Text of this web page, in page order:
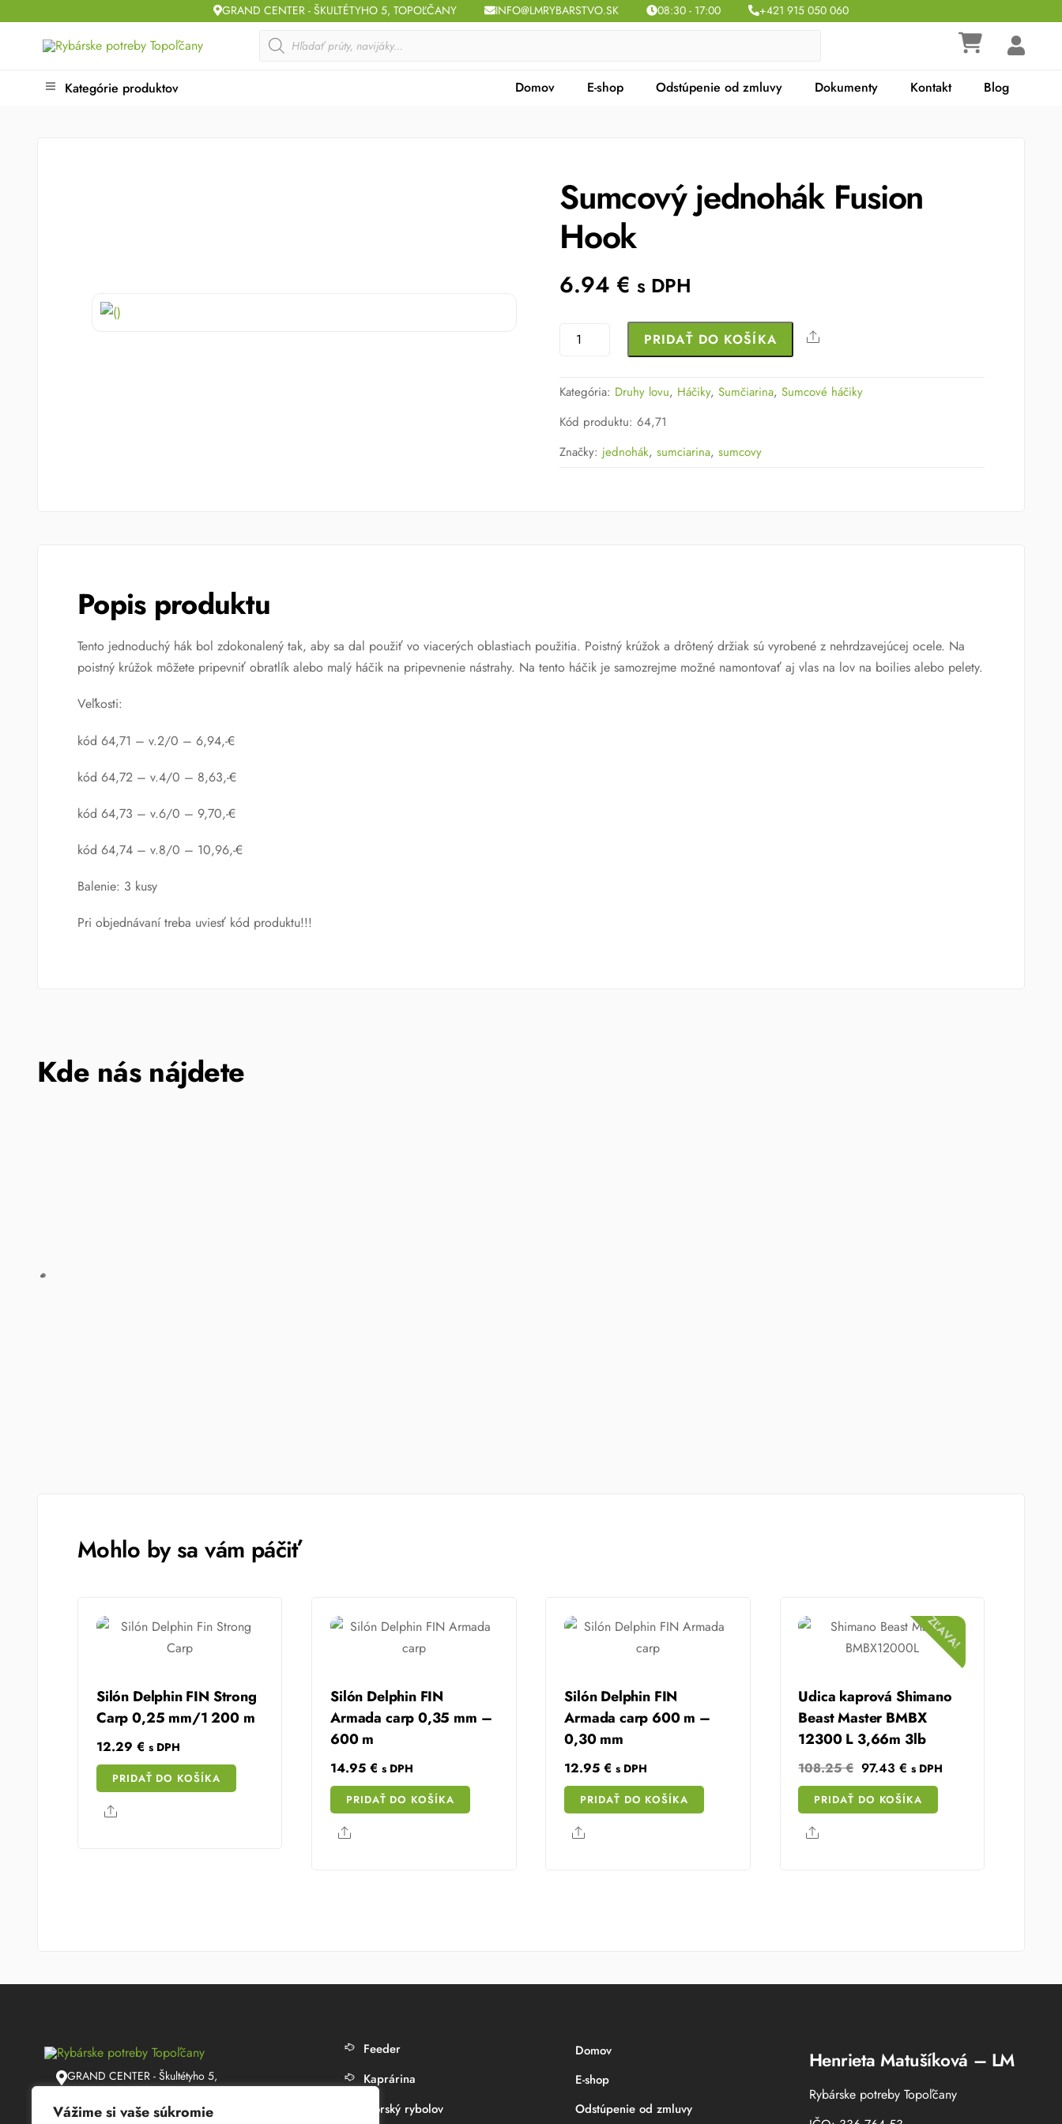
Vážime si vaše súkromie
GRAND CENTER - ŠKULTÉTYHO 5, TOPOĽČANY INFO@LMRYBARSTVO.SK 08:30 - 17:00 +421 915 050 060
Products
search
Kategórie produktov Domov E-shop Odstúpenie od zmluvy Dokumenty Kontakt Blog
Sumcový jednohák Fusion
Hook
6.94 € s DPH
množstvo
Fusion
Hook
PRIDAŤ DO KOŠÍKA Share
Kategória: Druhy lovu, Háčiky,Sumčiarina,Sumcové háčiky
Kód produktu:64,71
Značky: jednohák,sumciarina,sumcovy
Popis produktu
Tento jednoduchý hák bol zdokonalený tak, aby sa dal použiť vo viacerých oblastiach použitia. Poistný krúžok a drôtený držiak sú vyrobené z nehrdzavejúcej ocele. Na
poistný krúžok môžete pripevniť obratlík alebo malý háčik na pripevnenie nástrahy. Na tento háčik je samozrejme možné namontovať aj vlas na lov na boilies alebo pelety.
Veľkosti:
kód 64,71 – v.2/0 – 6,94,-€
kód 64,72 – v.4/0 – 8,63,-€
kód 64,73 – v.6/0 – 9,70,-€
kód 64,74 – v.8/0 – 10,96,-€
Balenie: 3 kusy
Pri objednávaní treba uviesť kód produktu!!!
Kde nás nájdete
Mohlo by sa vám páčiť
Silón Delphin FIN Strong
Carp 0,25 mm/1 200 m
12.29 € s DPH
PRIDAŤ DO KOŠÍKA
Share
Silón Delphin FIN
Armada carp 0,35 mm –
600 m
14.95€ s DPH
PRIDAŤ DO KOŠÍKA
Share
Silón Delphin FIN
Armada carp 600 m –
0,30 mm
12.95€ s DPH
PRIDAŤ DO KOŠÍKA
Share
ZĽAVA!
Udica kaprová Shimano
Beast Master BMBX
12300 L 3,66m 3lb
108.25€ Original
price
was:
97.43€ Current
price
is:
s DPH
PRIDAŤ DO KOŠÍKA
Share
GRAND CENTER - Škultétyho 5,
Feeder
Kaprárina
Morský rybolov
Domov
E-shop
Odstúpenie od zmluvy
Henrieta Matušíková – LM
Rybárske potreby Topoľčany